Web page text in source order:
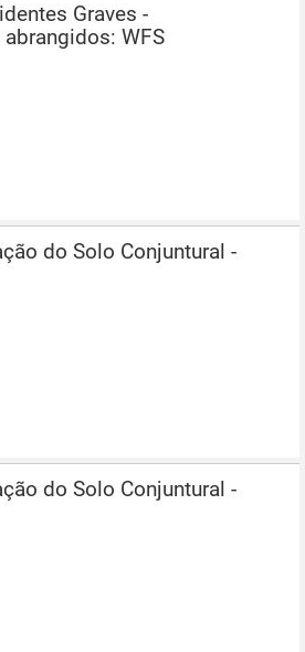
Graves -
WFS
do Solo Conjuntural -
do Solo Conjuntural -